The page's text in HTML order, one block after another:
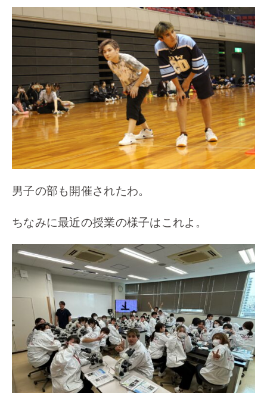
男子の部も開催されたわ。
ちなみに最近の授業の様子はこれよ。